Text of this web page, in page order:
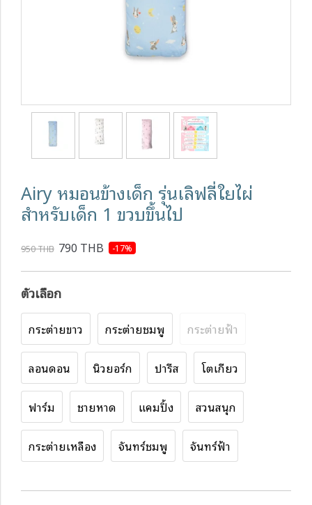
Airy หมอนข้างเด็ก รุ่นเลิฟลี่ใยไผ่
สำหรับเด็ก 1 ขวบขึ้นไป
950 THB 790 THB -17%
ตัวเลือก
กระต่ายขาว กระต่ายชมพู กระต่ายฟ้า
ลอนดอน นิวยอร์ก ปารีส โตเกียว
ฟาร์ม ชายหาด แคมปิ้ง สวนสนุก
กระต่ายเหลือง จันทร์ชมพู จันทร์ฟ้า